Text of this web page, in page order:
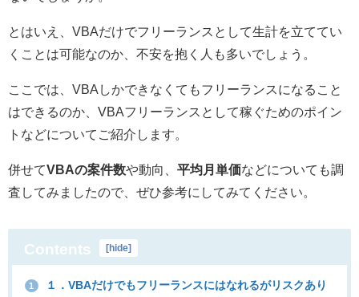
とはいえ、 VBAだけでフリーランスとして生計を立ててい
くことは可能なのか、不安を抱く人も多いでしょう。
ここでは、 VBA しかできなくてもフリーランスになること
はできるのか、 VBAフリーランスとして稼ぐためのポイン
トなどについてご紹介します。
併せてVBAの案件数や動向、 平均月単価などについても調
査してみましたので、ぜひ参考にしてみてください。
Contents [hide]
1 １．VBAだけでもフリーランスにはなれるがリスクあり